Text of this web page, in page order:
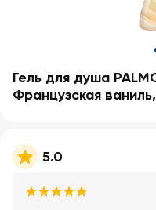
Гель для душа
Французская ваниль,
5.0